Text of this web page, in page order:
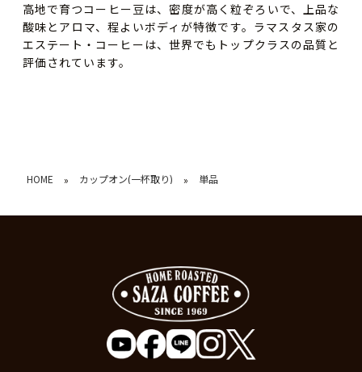
高地で育つコーヒー豆は、密度が高く粒ぞろいで、上品な
酸味とアロマ、程よいボディが特徴です。ラマスタス家の
エステート・コーヒーは、世界でもトップクラスの品質と
評価されています。
HOME » カップオン(一杯取り) » 単品